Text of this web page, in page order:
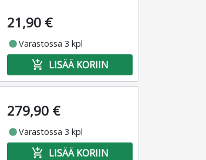
21,90 €
fiber_manual_recordVarastossa 3 kpl
add_shopping_cart LISÄÄ KORIIN
279,90 €
fiber_manual_recordVarastossa 3 kpl
add_shopping_cart LISÄÄ KORIIN